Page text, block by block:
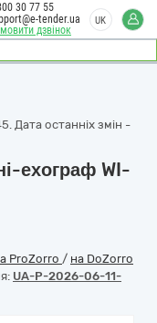
дзвінок
30 77 55
tender.ua
UK
Дата останніх змін -
ехограф WI-
ProZorro / на DoZorro
UA-P-2026-06-11-